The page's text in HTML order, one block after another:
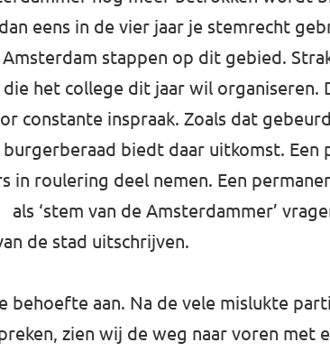
eens in de vier jaar je stemrecht
stappen op dit gebied.
het college dit jaar wil organiseren.
constante inspraak. Zoals dat
burgerberaad biedt daar uitkomst.
in roulering deel nemen. Een
‘stem van de Amsterdammer’
de stad uitschrijven.
behoefte aan. Na de vele mislukte
zien wij de weg naar voren